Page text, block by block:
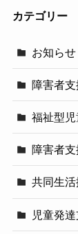
カテゴリー
お知らせ
障害者
福祉型
障害者
共同生
児童発